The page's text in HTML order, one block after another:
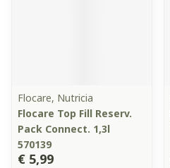
Flocare, Nutricia
Flocare Top Fill Reserv.
Pack Connect. 1,3l
570139
€ 5,99